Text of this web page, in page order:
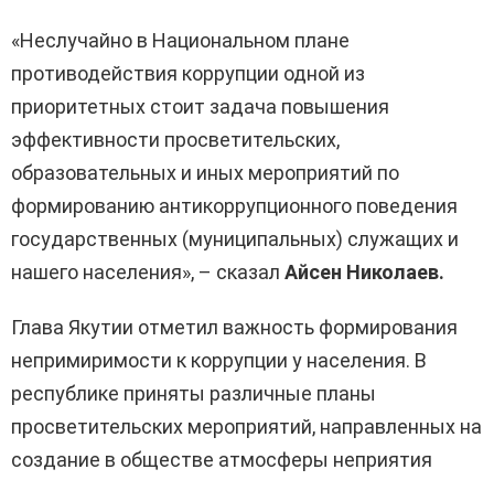
«Неслучайно в Национальном плане
противодействия коррупции одной из
приоритетных стоит задача повышения
эффективности просветительских,
образовательных и иных мероприятий по
формированию антикоррупционного поведения
государственных (муниципальных) служащих и
нашего населения», – сказал Айсен Николаев.
Глава Якутии отметил важность формирования
непримиримости к коррупции у населения. В
республике приняты различные планы
просветительских мероприятий, направленных на
создание в обществе атмосферы неприятия